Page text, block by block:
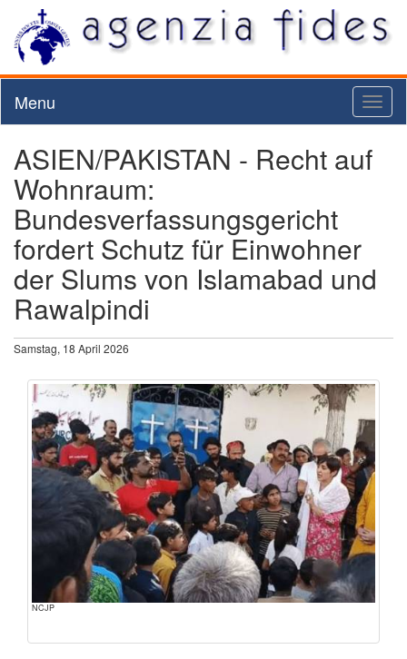
Menu
ASIEN/PAKISTAN - Recht auf
Wohnraum:
Bundesverfassungsgericht
fordert Schutz für Einwohner
der Slums von Islamabad und
Rawalpindi
Samstag, 18 April 2026
NCJP